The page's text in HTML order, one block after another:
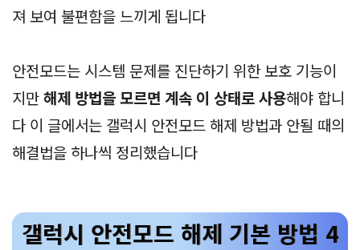
져 보여 불편함을 느끼게 됩니다
안전모드는 시스템 문제를 진단하기 위한 보호 기능이
지만해제 방법을 모르면 계속 이 상태로 사용해야 합니
다 이 글에서는 갤럭시 안전모드 해제 방법과 안될 때의
해결법을 하나씩 정리했습니다
갤럭시 안전모드 해제 기본 방법 4